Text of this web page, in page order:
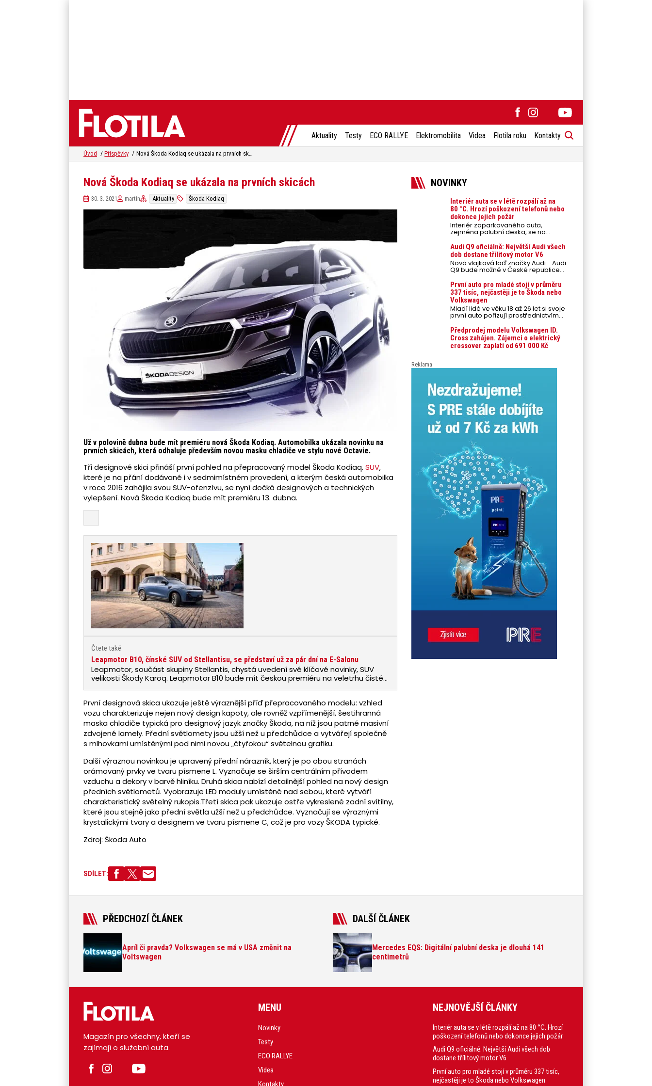
Aktuality Testy ECO RALLYE Elektromobilita Videa Flotila roku Kontakty
Úvod Příspěvky Nová Škoda Kodiaq se ukázala na prvních skicách
Nová Škoda Kodiaq se ukázala na prvních skicách
30. 3. 2021 martin Aktuality Škoda Kodiaq
Už v polovině dubna bude mít premiéru nová Škoda Kodiaq. Automobilka ukázala novinku na
prvních skicách, která odhaluje především novou masku chladiče ve stylu nové Octavie.
Tři designové skici přináší první pohled na přepracovaný model Škoda Kodiaq. SUV,
které je na přání dodávané i v sedmimístném provedení, a kterým česká automobilka
v roce 2016 zahájila svou SUV-ofenzívu, se nyní dočká designových a technických
vylepšení. Nová Škoda Kodiaq bude mít premiéru 13. dubna.
Čtete také
Leapmotor B10, čínské SUV od Stellantisu, se představí už za pár dní na E-Salonu
Leapmotor, součást skupiny Stellantis, chystá uvedení své klíčové novinky, SUV
velikosti Škody Karoq. Leapmotor B10 bude mít českou premiéru na veletrhu čisté
První designová skica ukazuje ještě výraznější příď přepracovaného modelu: vzhled
vozu charakterizuje nejen nový design kapoty, ale rovněž vzpřímenější, šestihranná
maska chladiče typická pro designový jazyk značky Škoda, na níž jsou patrné masivní
zdvojené lamely. Přední světlomety jsou užší než u předchůdce a vytvářejí společně
s mlhovkami umístěnými pod nimi novou „čtyřokou“ světelnou grafiku.
Další výraznou novinkou je upravený přední nárazník, který je po obou stranách
orámovaný prvky ve tvaru písmene L. Vyznačuje se širším centrálním přívodem
vzduchu a dekory v barvě hliníku. Druhá skica nabízí detailnější pohled na nový design
předních světlometů. Vyobrazuje LED moduly umístěné nad sebou, které vytváří
charakteristický světelný rukopis.Třetí skica pak ukazuje ostře vykreslené zadní svítilny,
které jsou stejně jako přední světla užší než u předchůdce. Vyznačují se výraznými
krystalickými tvary a designem ve tvaru písmene C, což je pro vozy ŠKODA typické.
Zdroj: Škoda Auto
SDÍLET:
NOVINKY
Interiér auta se v létě rozpálí až na
80 °C. Hrozí poškození telefonů nebo
dokonce jejich požár
Interiér zaparkovaného auta,
zejména palubní deska, se na
přímém slunci může během letních
veder rozpálit až na 80 °C. Takové
teploty představují nebezpečí pro
odložené mobilní telefony,
powerbanky nebo notebooky. Můžou
urychlit stárnutí baterií, poškodit
případech i zvýšit riziko požáru.
Audi Q9 oficiálně: Největší Audi všech
dob dostane třílitový motor V6
Nová vlajková loď značky Audi - Audi
Q9 bude možné v České republice
objednávat od prvního srpnového
týdne 2026, kde budou oznámeny
také české ceny.
První auto pro mladé stojí v průměru
337 tisíc, nejčastěji je to Škoda nebo
Volkswagen
Mladí lidé ve věku 18 až 26 let si svoje
první auto pořizují prostřednictvím
úvěrového financování jako ojeté. Je
to tak u 93,3 % lidí, jen 6,7 % si pořídí
nové auto. Průměrná pořizovací
cena vozu dosahuje 337 tisíc korun a
průměrná financovaná částka
posledních 10 let (2016–2026).
Předprodej modelu Volkswagen ID.
Cross zahájen. Zájemci o elektrický
crossover zaplatí od 691 000 Kč
Reklama
PŘEDCHOZÍ ČLÁNEK
Apríl či pravda? Volkswagen se má v USA změnit na
Voltswagen
DALŠÍ ČLÁNEK
Mercedes EQS: Digitální palubní deska je dlouhá 141
centimetrů
Magazín pro všechny, kteří se
zajímají o služební auta.
MENU
Novinky
Testy
ECO RALLYE
Videa
Kontakty
NEJNOVĚJŠÍ ČLÁNKY
Interiér auta se v létě rozpálí až na 80 °C. Hrozí
poškození telefonů nebo dokonce jejich požár
Audi Q9 oficiálně: Největší Audi všech dob
dostane třílitový motor V6
První auto pro mladé stojí v průměru 337 tisíc,
nejčastěji je to Škoda nebo Volkswagen